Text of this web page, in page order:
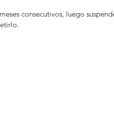
consecutivos, luego